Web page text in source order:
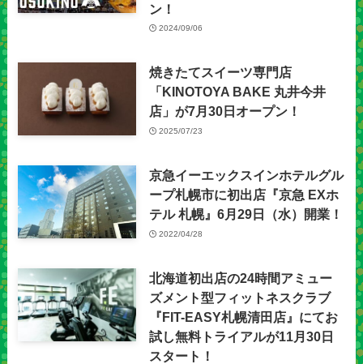
ン！
2024/09/06
焼きたてスイーツ専門店
「KINOTOYA BAKE 丸井今井
店」が7月30日オープン！
2025/07/23
京急イーエックスインホテルグル
ープ札幌市に初出店『京急 EXホ
テル 札幌』6月29日（水）開業！
2022/04/28
北海道初出店の24時間アミュー
ズメント型フィットネスクラブ
『FIT-EASY札幌清田店』にてお
試し無料トライアルが11月30日
スタート！